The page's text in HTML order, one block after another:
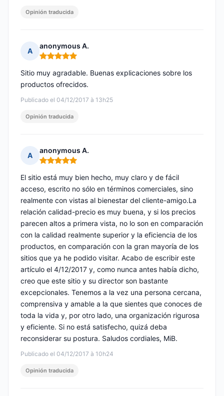
Opinión traducida
A
anonymous A.
Nota: 5 de 5
Publicado el 04/12/2017 à 13h25
Sitio muy agradable. Buenas explicaciones sobre los
productos ofrecidos.
Opinión traducida
A
anonymous A.
Nota: 5 de 5
Publicado el 04/12/2017 à 10h24
El sitio está muy bien hecho, muy claro y de fácil
acceso, escrito no sólo en términos comerciales, sino
realmente con vistas al bienestar del cliente-amigo.La
relación calidad-precio es muy buena, y si los precios
parecen altos a primera vista, no lo son en comparación
con la calidad realmente superior y la eficiencia de los
productos, en comparación con la gran mayoría de los
sitios que ya he podido visitar. Acabo de escribir este
artículo el 4/12/2017 y, como nunca antes había dicho,
creo que este sitio y su director son bastante
excepcionales. Tenemos a la vez una persona cercana,
comprensiva y amable a la que sientes que conoces de
toda la vida y, por otro lado, una organización rigurosa
y eficiente. Si no está satisfecho, quizá deba
reconsiderar su postura. Saludos cordiales, MiB.
Opinión traducida